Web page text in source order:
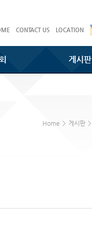
CONTACT US LOCATION
게시판
Home > 게시판 >